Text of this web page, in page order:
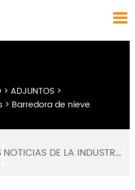

> ADJUNTOS>
> Barredora de nieve
NOTICIAS DE LA INDUSTRIA